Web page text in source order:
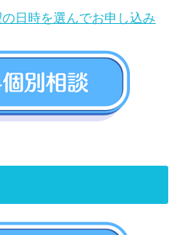
日時を選んでお申し込み